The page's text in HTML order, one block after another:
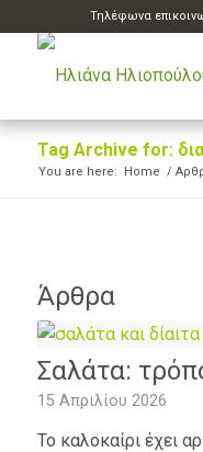
Τηλέφωνα
Tag Archive for:
You are here: Home /
Άρθρα
Σαλάτα:
15 Απριλίου 2026
Το καλοκαίρι έχει